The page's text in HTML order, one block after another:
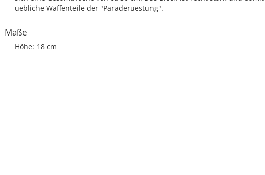
uebliche Waffenteile der "Paraderuestung".
Maße
Höhe: 18 cm